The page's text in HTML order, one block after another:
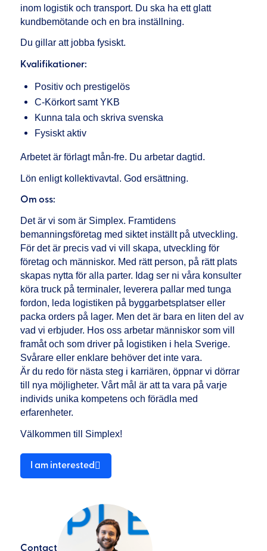
inom logistik och transport. Du ska ha ett glatt
kundbemötande och en bra inställning.
Du gillar att jobba fysiskt.
Kvalifikationer:
Positiv och prestigelös
C-Körkort samt YKB
Kunna tala och skriva svenska
Fysiskt aktiv
Arbetet är förlagt mån-fre. Du arbetar dagtid.
Lön enligt kollektivavtal. God ersättning.
Om oss:
Det är vi som är Simplex. Framtidens
bemanningsföretag med siktet inställt på utveckling.
För det är precis vad vi vill skapa, utveckling för
företag och människor. Med rätt person, på rätt plats
skapas nytta för alla parter. Idag ser ni våra konsulter
köra truck på terminaler, leverera pallar med tunga
fordon, leda logistiken på byggarbetsplatser eller
packa orders på lager. Men det är bara en liten del av
vad vi erbjuder. Hos oss arbetar människor som vill
framåt och som driver på logistiken i hela Sverige.
Svårare eller enklare behöver det inte vara.
Är du redo för nästa steg i karriären, öppnar vi dörrar
till nya möjligheter. Vårt mål är att ta vara på varje
individs unika kompetens och förädla med
erfarenheter.
Välkommen till Simplex!
I am interested
Contact